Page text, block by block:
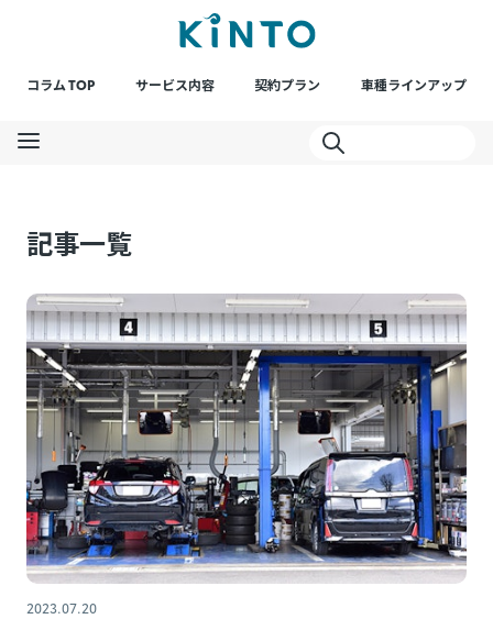
コラム TOP サービス内容 契約プラン 車種ラインアップ
記事一覧
2023.07.20